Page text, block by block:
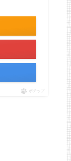
ポチップ